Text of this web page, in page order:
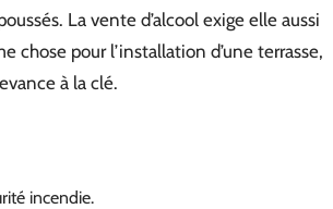
La vente d’alcool exige elle aussi
chose pour l’installation d’une terrasse,
à la clé.
incendie.